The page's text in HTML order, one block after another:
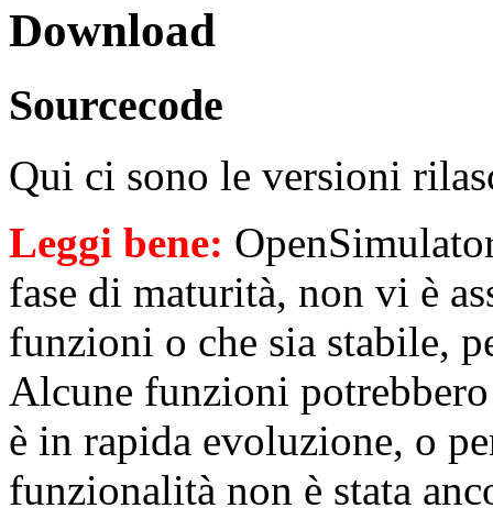
Download
Sourcecode
Qui ci sono le versioni
Leggi bene:
fase di maturità, non vi è
funzioni o che sia stabile,
Alcune funzioni
è in rapida evoluzione, o
funzionalità non è stata